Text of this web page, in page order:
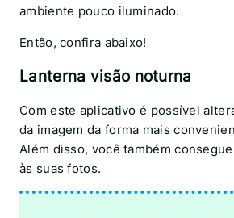
ambiente pouco iluminado.
Então, confira abaixo!
Lanterna visão noturna
Com este aplicativo é possível
da imagem da forma mais
Além disso, você também
às suas fotos.